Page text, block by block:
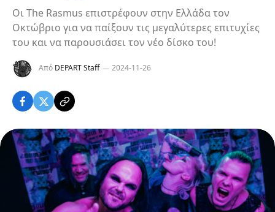
Οι The Rasmus επιστρέφουν στην Ελλάδα τον
Οκτώβριο για να παίξουν τις μεγαλύτερες επιτυχίες
του και να παρουσιάσει τον νέο δίσκο του!
Από DEPART Staff 2024-11-26